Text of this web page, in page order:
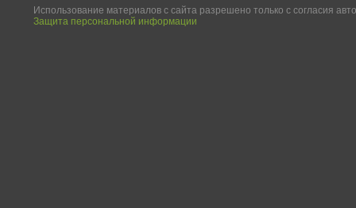
Использование материалов с сайта разрешено только с согласия
Защита персональной информации